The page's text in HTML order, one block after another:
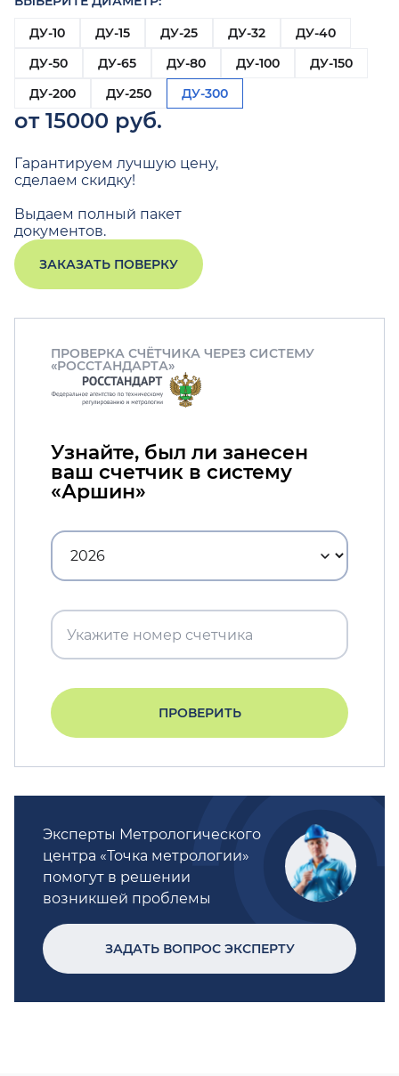
ДУ-10
ДУ-15 ДУ-25 ДУ-32
ДУ-40
ДУ-50
ДУ-65 ДУ-80 ДУ-100
ДУ-150
ДУ-200
ДУ-250 ДУ-300
от 15000 руб.
Гарантируем лучшую цену,
сделаем скидку!
Выдаем полный пакет
документов.
ЗАКАЗАТЬ ПОВЕРКУ
ПРОВЕРКА СЧЁТЧИКА ЧЕРЕЗ СИСТЕМУ
«РОССТАНДАРТА»
Узнайте, был ли занесен
ваш счетчик в систему
«Аршин»
ПРОВЕРИТЬ
Эксперты Метрологического
центра «Точка метрологии»
помогут в решении
возникшей проблемы
ЗАДАТЬ ВОПРОС ЭКСПЕРТУ